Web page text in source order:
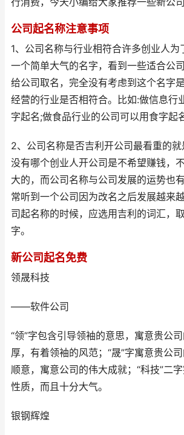
公司起名称注意事项
1、公司名称与行业相符合许多创业人为
一个简单大气的名字，看到一些适合公
给公司取名，完全没有考虑到这个名字
经营的行业是否相符合。比如:做信息行
字起名;做食品行业的公司可以用食字起
2、公司名称是否吉利开公司最看重的
没有哪个创业人开公司是不希望赚钱，
大的，而公司名称与公司发展的运势也
常听到一个公司因为改名之后发展越来
司起名称的时候，应选用吉利的词汇，
字。
新公司起名免费
领晟科技
——软件公司
“领”字包含引导领袖的意思，寓意贵公
厚，有着领袖的风范；“晟”字寓意贵公
顺意，寓意公司的伟大成就；“科技”二
性质，而且十分大气。
银钢辉煌